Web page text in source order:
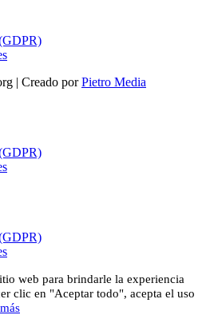
| Creado porPietro Media
web para brindarle la experiencia
clic en "Aceptar todo", acepta el uso